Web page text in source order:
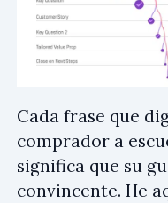
Cada frase que
comprador a
significa que su
convincente. He